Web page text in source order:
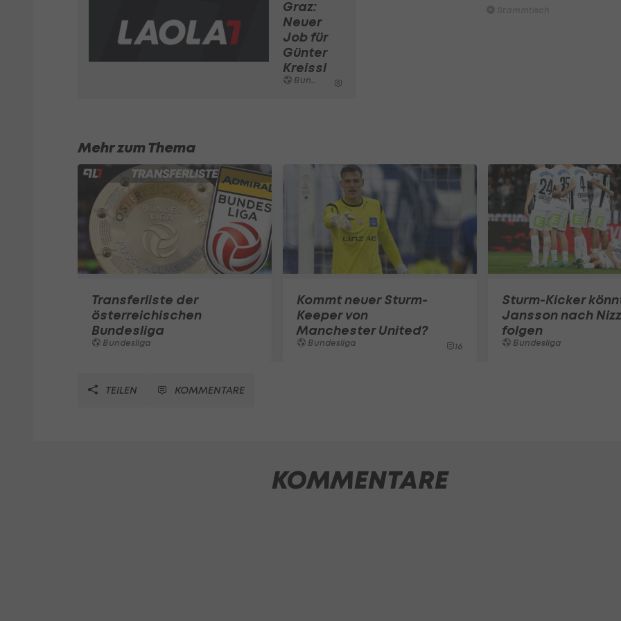
Graz:
Neuer
Job für
Günter
Kreissl
Bundesliga
Mehr zum Thema
Transferliste der
österreichischen
Bundesliga
Bundesliga
Kommt neuer Sturm-
Keeper von
Manchester United?
Bundesliga 16
Sturm-Kicker
Jansson nach
folgen
Bundesliga
TEILEN KOMMENTARE
KOMMENTARE